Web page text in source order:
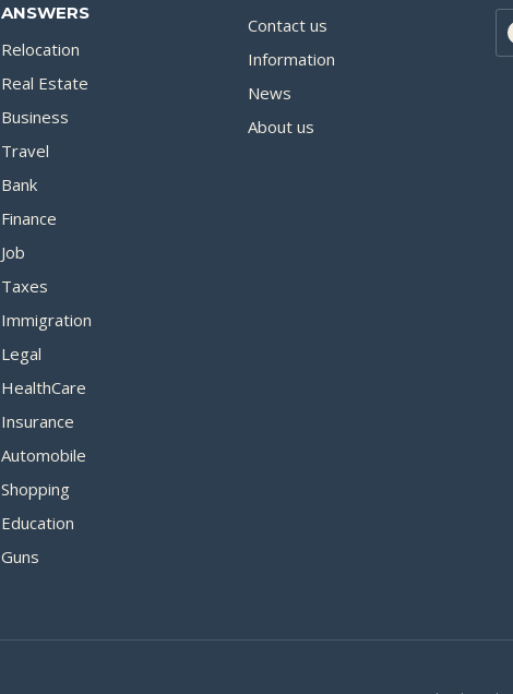
ANSWERS
Relocation
Real Estate
Business
Travel
Bank
Finance
Job
Taxes
Immigration
Legal
HealthCare
Insurance
Automobile
Shopping
Education
Guns
Contact us
Information
News
About us